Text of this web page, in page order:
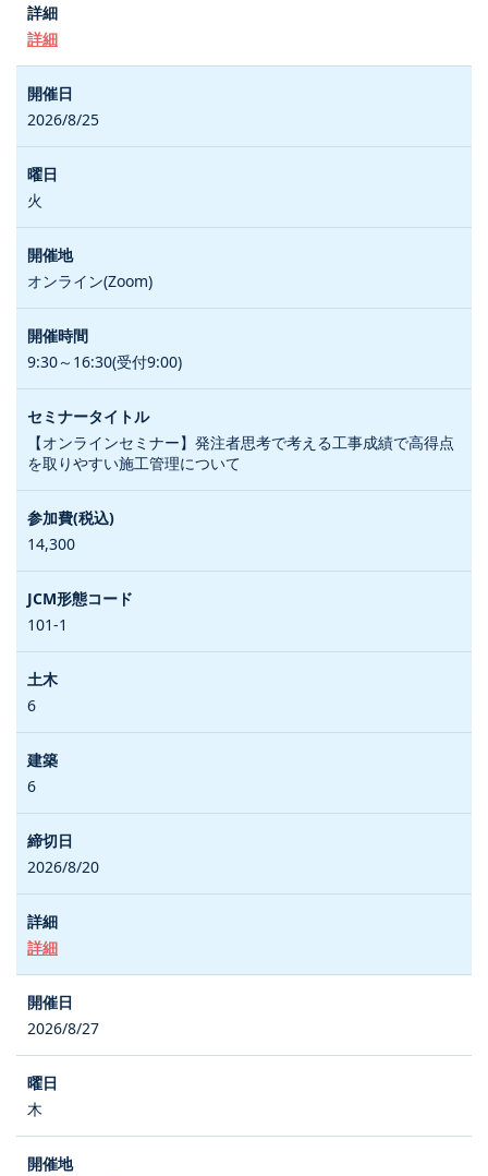
詳細
2026/8/25
火
オンライン(Zoom)
9:30～16:30(受付9:00)
【オンラインセミナー】発注者思考で考える工事成績で高得点
を取りやすい施工管理について
14,300
101-1
6
6
2026/8/20
詳細
2026/8/27
木